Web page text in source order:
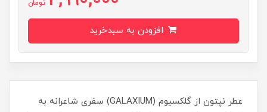
تومان
عطر نپتون از گلکسیوم (GALAXIUM) سفری شاعرانه به